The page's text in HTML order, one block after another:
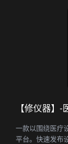
【修仪器】
一款以围绕医疗
平台。快速发布